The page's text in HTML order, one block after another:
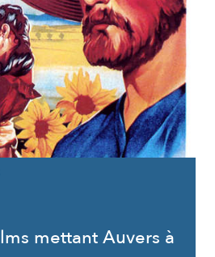
mettant Auvers à